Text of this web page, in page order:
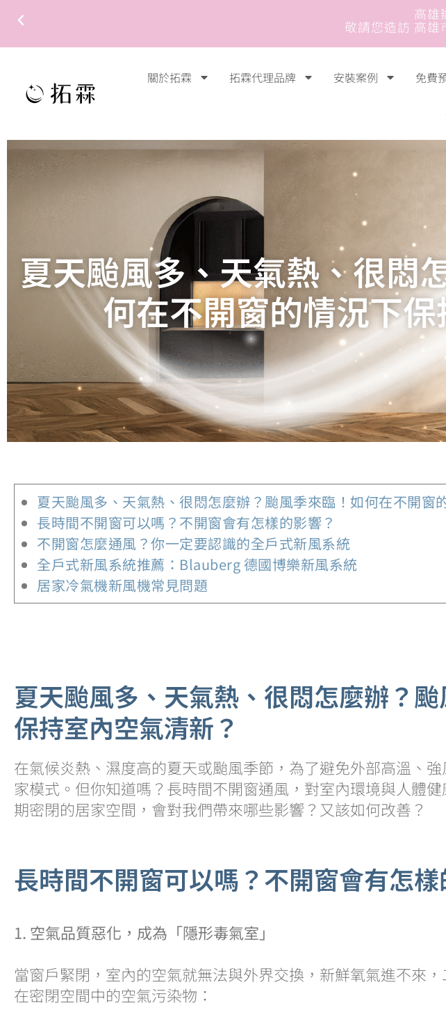
高雄
敬請您造訪 高雄
關於拓霖 拓霖代理品牌 安裝案例 免費
夏天颱風多、天氣熱、很悶
何在不開窗的情況下
夏天颱風多、天氣熱、很悶怎麼辦？颱風季來臨！如何在不開窗
長時間不開窗可以嗎？不開窗會有怎樣的影響？​
不開窗怎麼通風？你一定要認識的全戶式新風系統​
全戶式新風系統推薦：Blauberg 德國博樂新風系統
居家冷氣機新風機常見問題​​
夏天颱風多、天氣熱、很悶怎麼辦？
保持室內空氣清新？
在氣候炎熱、濕度高的夏天或颱風季節，為了避免外部高溫、
家模式。但你知道嗎？長時間不開窗通風，對室內環境與人體
期密閉的居家空間，會對我們帶來哪些影響？又該如何改善？
長時間不開窗可以嗎？不開窗會有怎樣
1. 空氣品質惡化，成為「隱形毒氣室」
當窗戶緊閉，室內的空氣就無法與外界交換，新鮮氧氣進不來
在密閉空間中的空氣污染物：